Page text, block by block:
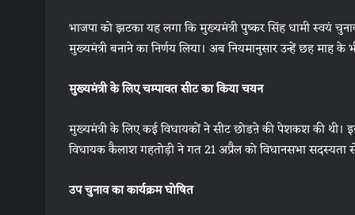
भाजपा को झटका यह लगा कि मुख्यमंत्री पुष्कर सिंह धामी स्वयं
मुख्यमंत्री बनाने का निर्णय लिया। अब नियमानुसार उन्हें छह माह
मुख्यमंत्री के लिए चम्पावत सीट का किया चयन
मुख्यमंत्री के लिए कई विधायकों ने सीट छोडऩे की पेशकश की थी।
विधायक कैलाश गहतोड़ी ने गत 21 अप्रैल को विधानसभा सदस्यता
उप चुनाव का कार्यक्रम घोषित